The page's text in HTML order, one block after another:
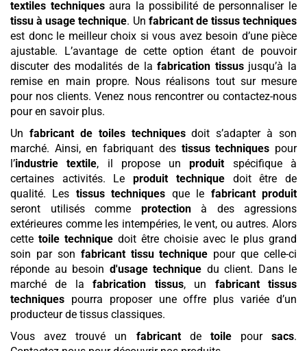
textiles techniquesaura la possibilité de personnaliser le
tissu à usage technique. Un fabricant de tissus techniques
est donc le meilleur choix si vous avez besoin d’une pièce
ajustable. L’avantage de cette option étant de pouvoir
discuter des modalités de lafabrication tissusjusqu’à la
remise en main propre. Nous réalisons tout sur mesure
pour nos clients. Venez nous rencontrer ou contactez-nous
pour en savoir plus.
Un fabricant de toiles techniquesdoit s’adapter à son
marché. Ainsi, en fabriquant des tissus techniques pour
l’industrie textile, il propose unproduit spécifique à
certaines activités. Leproduit techniquedoit être de
qualité. Les tissus techniques que le fabricant produit
seront utilisés comme protectionà des agressions
extérieures comme les intempéries, le vent, ou autres. Alors
cette toile technique doit être choisie avec le plus grand
soin par son fabricant tissu technique pour que celle-ci
réponde au besoin d'usage technique du client. Dans le
marché de lafabrication tissus, un fabricant tissus
techniques pourra proposer une offre plus variée d’un
producteur de tissus classiques.
Vous avez trouvé un fabricant de toilepour sacs.